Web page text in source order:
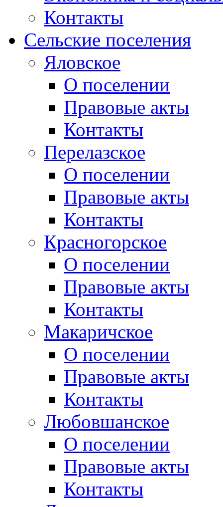
Контакты
Сельские поселения
Яловское
О поселении
Правовые акты
Контакты
Перелазское
О поселении
Правовые акты
Контакты
Красногорское
О поселении
Правовые акты
Контакты
Макаричское
О поселении
Правовые акты
Контакты
Любовшанское
О поселении
Правовые акты
Контакты